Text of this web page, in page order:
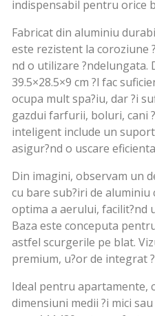
indispensabil pentru orice
Fabricat din aluminiu
este rezistent la coroziune
nd o utilizare ?ndelungata.
39.5×28.5×9 cm ?l fac
ocupa mult spa?iu, dar ?i
gazdui farfurii, boluri, cani
inteligent include un
asigur?nd o uscare
Din imagini, observam un
cu bare sub?iri de aluminiu
optima a aerului, facilit?nd
Baza este conceputa
astfel scurgerile pe blat.
premium, u?or de integrat
Ideal pentru apartamente,
dimensiuni medii ?i mici